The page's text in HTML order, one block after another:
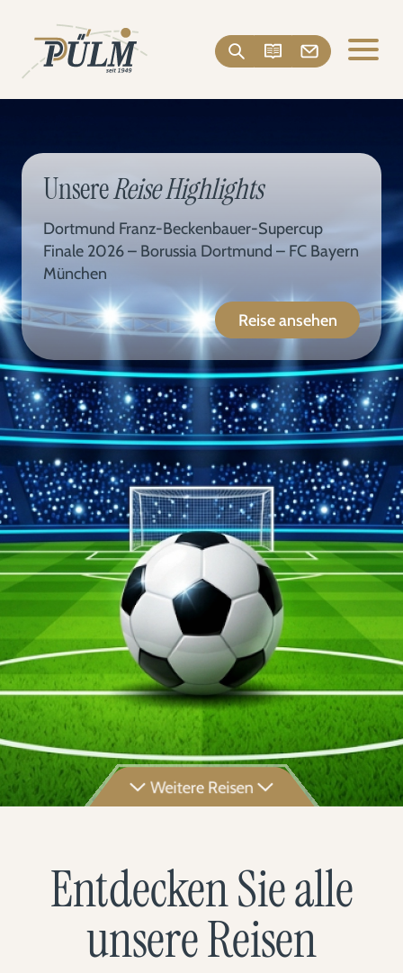
UnsereReise Highlights
Dortmund Franz-Beckenbauer-Supercup
Finale 2026 – Borussia Dortmund – FC Bayern
München
Reise ansehen
Weitere Reisen
Entdecken Sie alle
unsere Reisen